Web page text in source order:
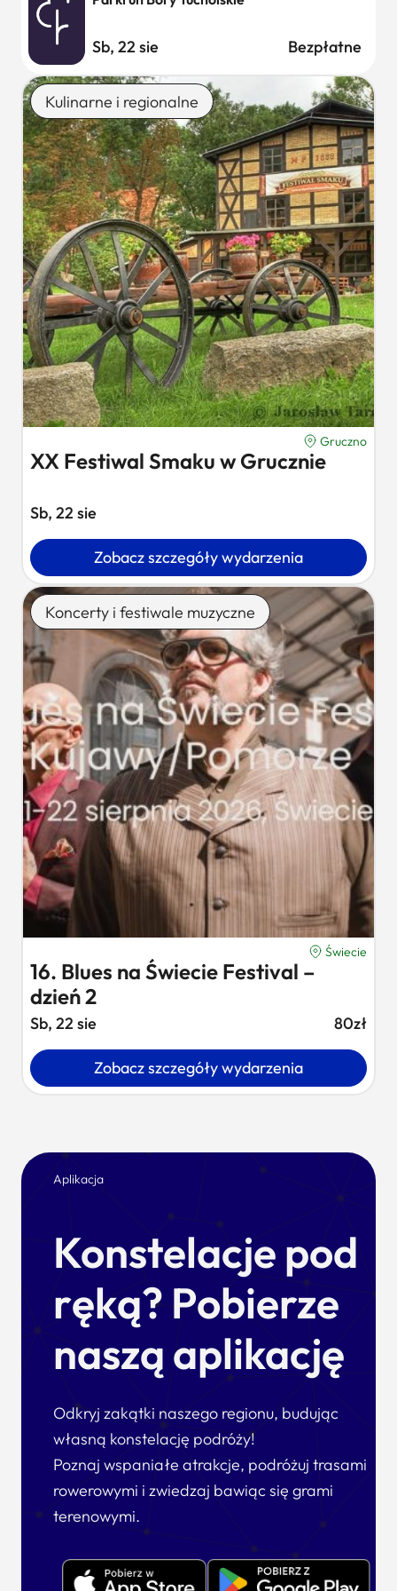
Sb, 22 sie Bezpłatne
Kulinarne i regionalne
Gruczno
XX Festiwal Smaku w Grucznie
Sb, 22 sie
Zobacz szczegóły wydarzenia
Koncerty i festiwale muzyczne
Świecie
16. Blues na Świecie Festival –
dzień 2
Sb, 22 sie 80zł
Zobacz szczegóły wydarzenia
Aplikacja
Konstelacje pod
ręką? Pobierze
naszą aplikację
Odkryj zakątki naszego regionu, budując
własną konstelację podróży!
Poznaj wspaniałe atrakcje, podróżuj trasami
rowerowymi i zwiedzaj bawiąc się grami
terenowymi.